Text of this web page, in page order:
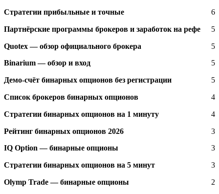
Стратегии прибыльные и точные 6
Партнёрские программы брокеров и заработок на рефе 5
Quotex — обзор официального брокера 5
Binarium — обзор и вход 5
Демо-счёт бинарных опционов без регистрации 5
Список брокеров бинарных опционов 4
Стратегии бинарных опционов на 1 минуту 4
Рейтинг бинарных опционов 2026 3
IQ Option — бинарные опционы 3
Стратегии бинарных опционов на 5 минут 3
Olymp Trade — бинарные опционы 2